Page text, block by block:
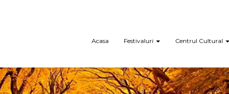
Acasa Festivaluri Centrul Cultural